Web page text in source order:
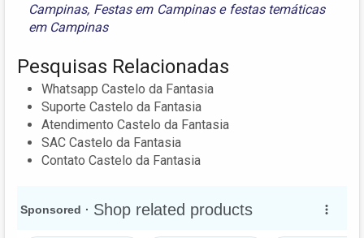
Campinas, Festas em Campinase festas temáticas
em Campinas
Pesquisas Relacionadas
Whatsapp Castelo da Fantasia
Suporte Castelo da Fantasia
Atendimento Castelo da Fantasia
SAC Castelo da Fantasia
Contato Castelo da Fantasia